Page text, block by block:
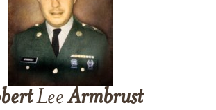
LeeArmbrust